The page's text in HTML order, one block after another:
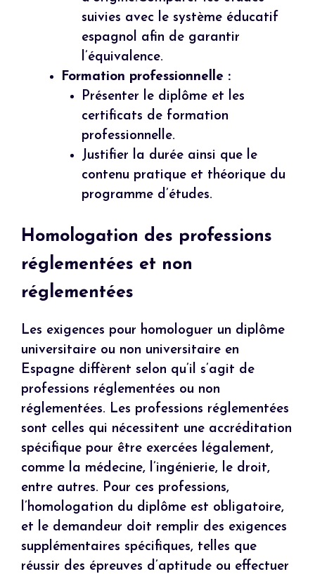
suivies avec le système éducatif
espagnol afin de garantir
l’équivalence.
Formation professionnelle :
Présenter le diplôme et les
certificats de formation
professionnelle.
Justifier la durée ainsi que le
contenu pratique et théorique du
programme d’études.
Homologation des professions
réglementées et non
réglementées
Les exigences pour homologuer un diplôme
universitaire ou non universitaire en
Espagne diffèrent selon qu’il s’agit de
professions réglementées ou non
réglementées. Les professions réglementées
sont celles qui nécessitent une accréditation
spécifique pour être exercées légalement,
comme la médecine, l’ingénierie, le droit,
entre autres. Pour ces professions,
l’homologation du diplôme est obligatoire,
et le demandeur doit remplir des exigences
supplémentaires spécifiques, telles que
réussir des épreuves d’aptitude ou effectuer